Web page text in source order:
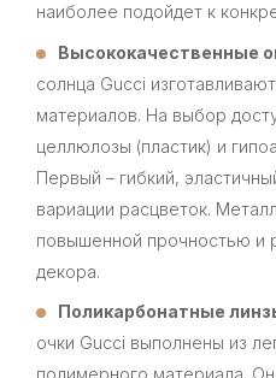
наиболее подойдет к
Высококачественные
солнца Gucci
материалов. На выбор
целлюлозы (пластик) и
Первый – гибкий,
вариации расцветок.
повышенной прочностью и
декора.
Поликарбонатные
очки Gucci выполнены из